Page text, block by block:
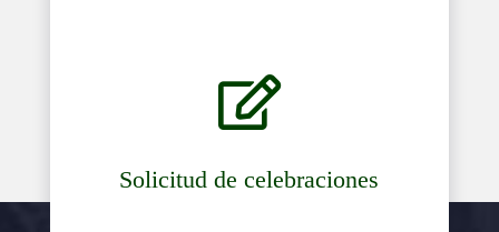

Solicitud de celebraciones